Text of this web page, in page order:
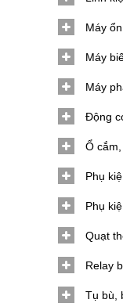
Máy
Máy
Máy
Động
Ổ
Phụ
Phụ
Quạt
Relay
Tụ bù,